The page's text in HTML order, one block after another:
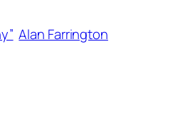
Alan Farrington